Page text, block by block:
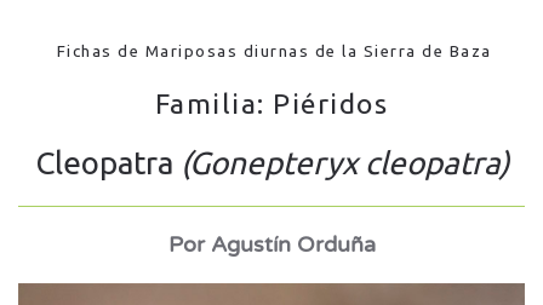
Fichas de Mariposas diurnas de la Sierra de Baza
Familia: Piéridos
Cleopatra (Gonepteryx cleopatra)
Por Agustín Orduña